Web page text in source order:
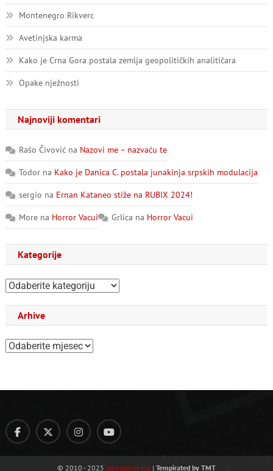
Montenegro Rikverc
Avetinjska karma
Kako je Crna Gora postala zemlja geopolitičkih analitičara
Opake nježnosti
Najnoviji komentari
Rašo Čivovićna Nazovi me – nazvaću te
Todorna Kako je Danica C. postala junakinja srpskih modulacija
sergio na Ernan Kataneo stiže na RUBIX 2024!
Morena Horror Vacui Grlica na Horror Vacui
Kategorije
Kategorije
Arhive
Arhive
© 2010 - 2025 javniservis.me | Tempirated by TMT